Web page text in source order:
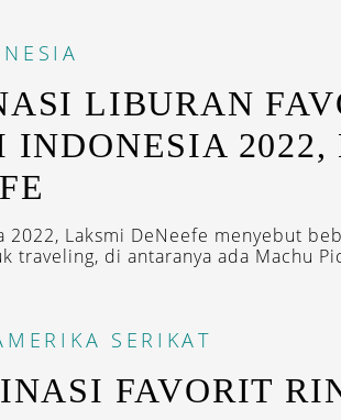
LIBURAN
INDONESIA
2022, Laksmi DeNeefe menyebut
traveling, di antaranya ada Machu
SERIKAT
FAVORIT